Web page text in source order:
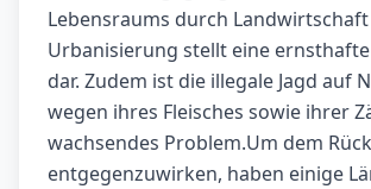
Lebensraums durch
Urbanisierung stellt eine
dar. Zudem ist die illegale Jagd auf
wegen ihres Fleisches sowie ihrer
wachsendes Problem.Um dem
entgegenzuwirken, haben einige